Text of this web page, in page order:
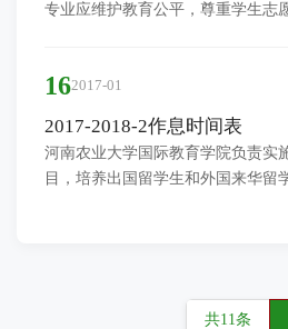
专业应维护教育公平，尊重学生志
162017-01
2017-2018-2作息时间表
河南农业大学国际教育学院负责实
目，培养出国留学生和外国来华留
共11条